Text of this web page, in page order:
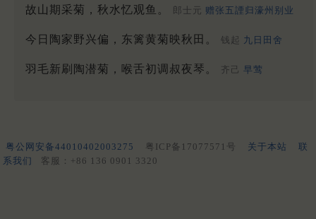
故山期采菊，秋水忆观鱼。 郎士元 赠张五諲归濠州别业
今日陶家野兴偏，东篱黄菊映秋田。 钱起 九日田舍
羽毛新刷陶潜菊，喉舌初调叔夜琴。 齐己 早莺
粤公网安备44010402003275 粤ICP备17077571号 关于本站
联
系我们
客服：+86 136 0901 3320